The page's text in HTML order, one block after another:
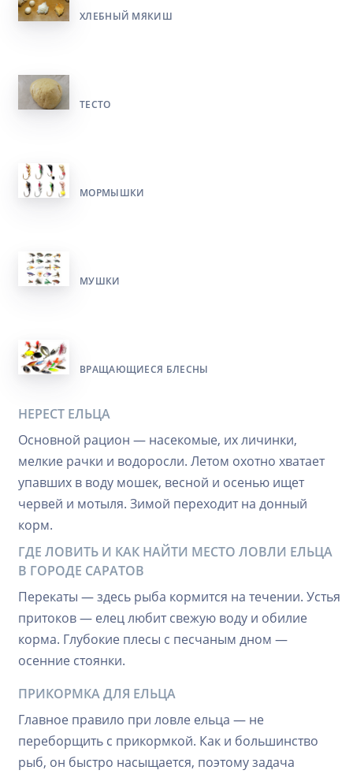
ХЛЕБНЫЙ МЯКИШ
ТЕСТО
МОРМЫШКИ
МУШКИ
ВРАЩАЮЩИЕСЯ БЛЕСНЫ
НЕРЕСТ ЕЛЬЦА
Основной рацион — насекомые, их личинки,
мелкие рачки и водоросли. Летом охотно хватает
упавших в воду мошек, весной и осенью ищет
червей и мотыля. Зимой переходит на донный
корм.
ГДЕ ЛОВИТЬ И КАК НАЙТИ МЕСТО ЛОВЛИ ЕЛЬЦА
В ГОРОДЕ САРАТОВ
Перекаты — здесь рыба кормится на течении. Устья
притоков — елец любит свежую воду и обилие
корма. Глубокие плесы с песчаным дном —
осенние стоянки.
ПРИКОРМКА ДЛЯ ЕЛЬЦА
Главное правило при ловле ельца — не
переборщить с прикормкой. Как и большинство
рыб, он быстро насыщается, поэтому задача